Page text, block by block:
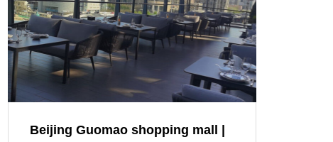
Beijing Guomao shopping mall |